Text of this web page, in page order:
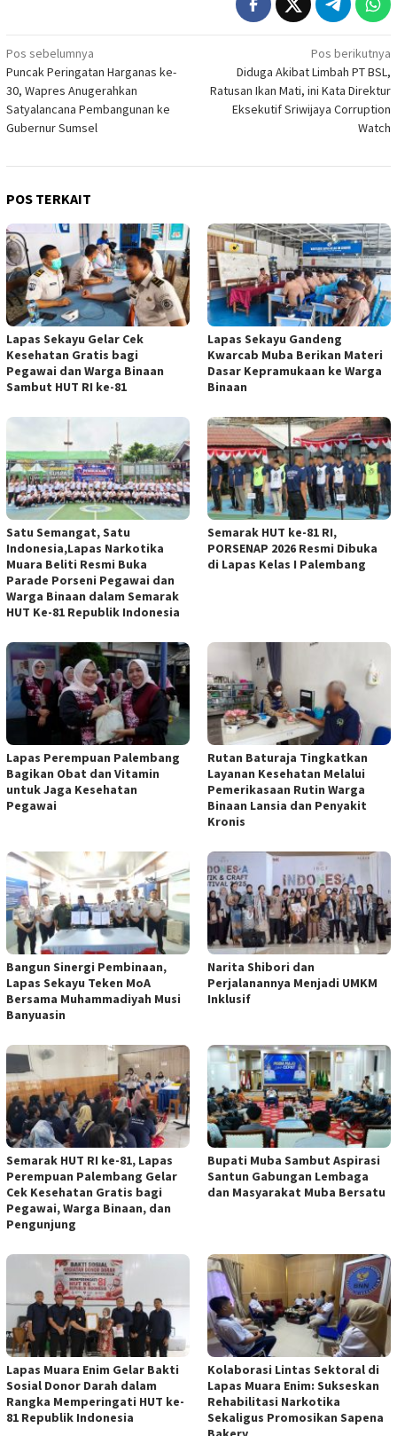
Navigasi
pos
Pos sebelumnya
Puncak Peringatan Harganas ke-
30, Wapres Anugerahkan
Satyalancana Pembangunan ke
Gubernur Sumsel
Pos berikutnya
Diduga Akibat Limbah PT BSL,
Ratusan Ikan Mati, ini Kata Direktur
Eksekutif Sriwijaya Corruption
Watch
POS TERKAIT
Lapas Sekayu Gelar Cek
Kesehatan Gratis bagi
Pegawai dan Warga Binaan
Sambut HUT RI ke-81
Lapas Sekayu Gandeng
Kwarcab Muba Berikan Materi
Dasar Kepramukaan ke Warga
Binaan
Satu Semangat, Satu
Indonesia,Lapas Narkotika
Muara Beliti Resmi Buka
Parade Porseni Pegawai dan
Warga Binaan dalam Semarak
HUT Ke-81 Republik Indonesia
Semarak HUT ke-81 RI,
PORSENAP 2026 Resmi Dibuka
di Lapas Kelas I Palembang
Lapas Perempuan Palembang
Bagikan Obat dan Vitamin
untuk Jaga Kesehatan
Pegawai
Rutan Baturaja Tingkatkan
Layanan Kesehatan Melalui
Pemerikasaan Rutin Warga
Binaan Lansia dan Penyakit
Kronis
Bangun Sinergi Pembinaan,
Lapas Sekayu Teken MoA
Bersama Muhammadiyah Musi
Banyuasin
Narita Shibori dan
Perjalanannya Menjadi UMKM
Inklusif
Semarak HUT RI ke-81, Lapas
Perempuan Palembang Gelar
Cek Kesehatan Gratis bagi
Pegawai, Warga Binaan, dan
Pengunjung
Bupati Muba Sambut Aspirasi
Santun Gabungan Lembaga
dan Masyarakat Muba Bersatu
Lapas Muara Enim Gelar Bakti
Sosial Donor Darah dalam
Rangka Memperingati HUT ke-
81 Republik Indonesia
Kolaborasi Lintas Sektoral di
Lapas Muara Enim: Sukseskan
Rehabilitasi Narkotika
Sekaligus Promosikan Sapena